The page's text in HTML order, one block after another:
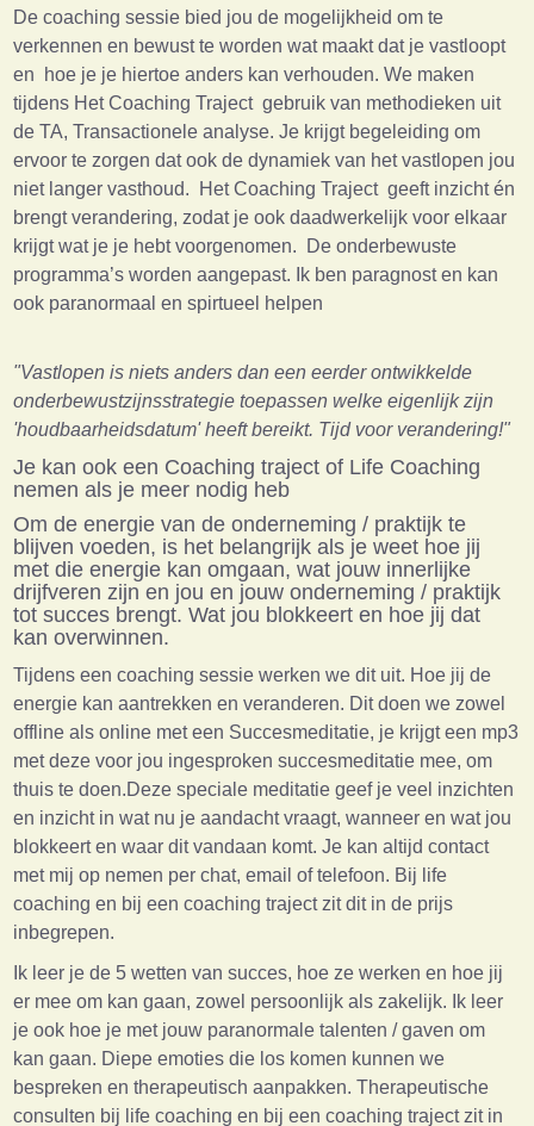
De coaching sessie bied jou de mogelijkheid om te
verkennen en bewust te worden wat maakt dat je vastloopt
en hoe je je hiertoe anders kan verhouden. We maken
tijdens Het Coaching Traject gebruik van methodieken uit
de TA, Transactionele analyse. Je krijgt begeleiding om
ervoor te zorgen dat ook de dynamiek van het vastlopen jou
niet langer vasthoud. Het Coaching Traject geeft inzicht én
brengt verandering, zodat je ook daadwerkelijk voor elkaar
krijgt wat je je hebt voorgenomen. De onderbewuste
programma’s worden aangepast. Ik ben paragnost en kan
ook paranormaal en spirtueel helpen
"Vastlopen is niets anders dan een eerder ontwikkelde
onderbewustzijnsstrategie toepassen welke eigenlijk zijn
'houdbaarheidsdatum' heeft bereikt. Tijd voor verandering!"
Je kan ook een Coaching traject of Life Coaching
nemen als je meer nodig heb
Om de energie van de onderneming / praktijk te
blijven voeden, is het belangrijk als je weet hoe jij
met die energie kan omgaan, wat jouw innerlijke
drijfveren zijn en jou en jouw onderneming / praktijk
tot succes brengt. Wat jou blokkeert en hoe jij dat
kan overwinnen.
Tijdens een coaching sessie werken we dit uit. Hoe jij de
energie kan aantrekken en veranderen. Dit doen we zowel
offline als online met een Succesmeditatie, je krijgt een mp3
met deze voor jou ingesproken succesmeditatie mee, om
thuis te doen.Deze speciale meditatie geef je veel inzichten
en inzicht in wat nu je aandacht vraagt, wanneer en wat jou
blokkeert en waar dit vandaan komt. Je kan altijd contact
met mij op nemen per chat, email of telefoon. Bij life
coaching en bij een coaching traject zit dit in de prijs
inbegrepen.
Ik leer je de 5 wetten van succes, hoe ze werken en hoe jij
er mee om kan gaan, zowel persoonlijk als zakelijk. Ik leer
je ook hoe je met jouw paranormale talenten / gaven om
kan gaan. Diepe emoties die los komen kunnen we
bespreken en therapeutisch aanpakken. Therapeutische
consulten bij life coaching en bij een coaching traject zit in